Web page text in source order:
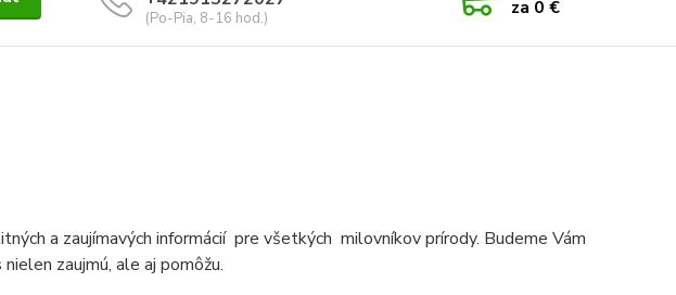
(Po-Pia, 8-16 hod.) za 0 €
a zaujímavých informácií pre všetkých milovníkov prírody. Budeme Vám
zaujmú, ale aj pomôžu.